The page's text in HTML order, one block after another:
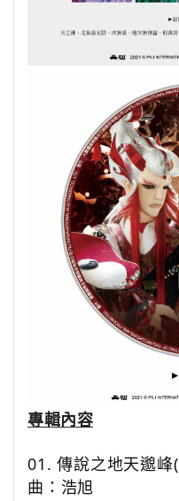
專輯內容
01.傳說之地天邈峰(
曲：浩旭